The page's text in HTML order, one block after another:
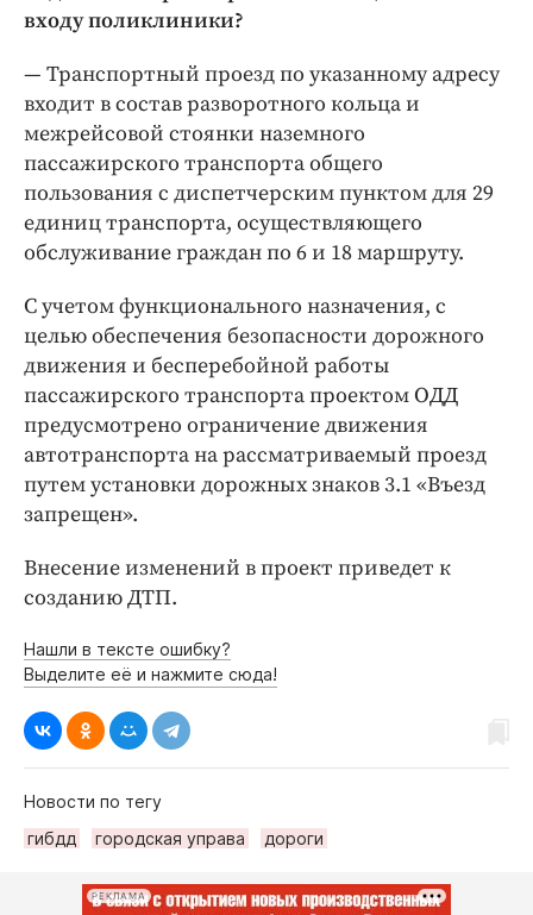
входу поликлиники?
— Транспортный проезд по указанному адресу
входит в состав разворотного кольца и
межрейсовой стоянки наземного
пассажирского транспорта общего
пользования с диспетчерским пунктом для 29
единиц транспорта, осуществляющего
обслуживание граждан по 6 и 18 маршруту.
С учетом функционального назначения, с
целью обеспечения безопасности дорожного
движения и бесперебойной работы
пассажирского транспорта проектом ОДД
предусмотрено ограничение движения
автотранспорта на рассматриваемый проезд
путем установки дорожных знаков 3.1 «Въезд
запрещен».
Внесение изменений в проект приведет к
созданию ДТП.
Нашли в тексте ошибку?
Выделите её и нажмите сюда!
Новости по тегу
гибдд
городская управа дороги
РЕКЛАМА